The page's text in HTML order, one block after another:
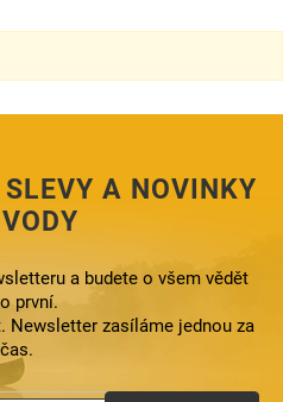
A NOVINKY
a budete o všem vědět
první.
Newsletter zasíláme jednou za
čas.